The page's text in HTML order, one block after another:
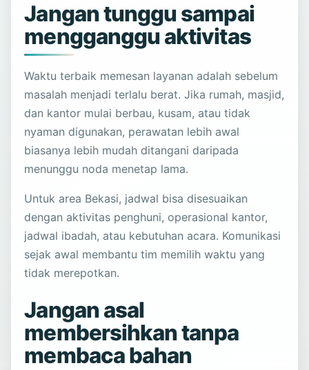
Jangan tunggu sampai
mengganggu aktivitas
Waktu terbaik memesan layanan adalah sebelum
masalah menjadi terlalu berat. Jika rumah, masjid,
dan kantor mulai berbau, kusam, atau tidak
nyaman digunakan, perawatan lebih awal
biasanya lebih mudah ditangani daripada
menunggu noda menetap lama.
Untuk area Bekasi, jadwal bisa disesuaikan
dengan aktivitas penghuni, operasional kantor,
jadwal ibadah, atau kebutuhan acara. Komunikasi
sejak awal membantu tim memilih waktu yang
tidak merepotkan.
Jangan asal
membersihkan tanpa
membaca bahan